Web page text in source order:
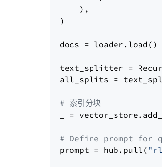
    ),
)
docs = loader.load()
text_splitter =
all_splits =
# 索引分块
_ =
# Define prompt for
prompt = hub.pull(